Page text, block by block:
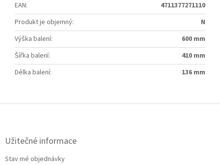
EAN:
4711377271110
Produkt je objemný:
N
Výška balení:
600 mm
Šířka balení:
410 mm
Délka balení: 136 mm
Z
Užitečné informace
Stav mé objednávky